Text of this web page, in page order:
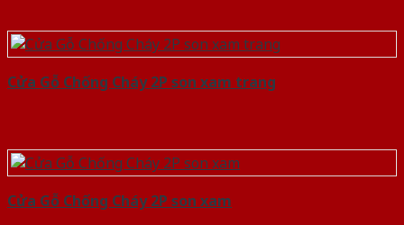
Cửa Gỗ Chống Cháy 2P son xam trang
Cửa Gỗ Chống Cháy 2P son xam